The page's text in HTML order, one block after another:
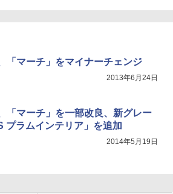
「マーチ」をマイナーチェンジ
2013年6月24日
「マーチ」を一部改良、新グレー
プラムインテリア」を追加
2014年5月19日